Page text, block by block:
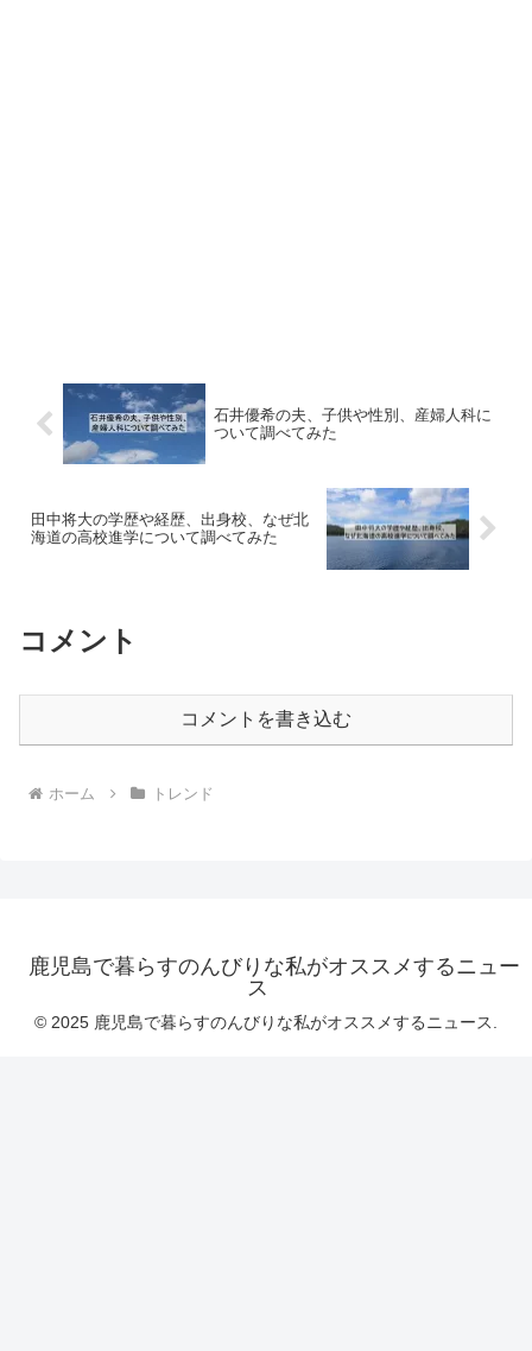
石井優希の夫、子供や性別、産婦人科に
ついて調べてみた
田中将大の学歴や経歴、出身校、なぜ北
海道の高校進学について調べてみた
コメント
コメントを書き込む
ホーム トレンド
鹿児島で暮らすのんびりな私がオススメするニュー
ス
© 2025 鹿児島で暮らすのんびりな私がオススメするニュース.